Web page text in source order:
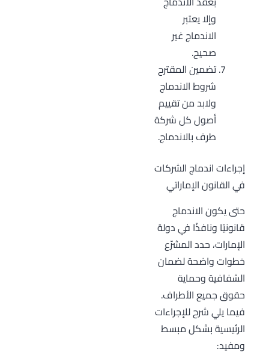
وإلا يعتبر
الاندماج غير
صحيح.
تضمين المقترح
شروط الاندماج
ولابد من تقييم
أصول كل شركة
طرف بالاندماج.
إجراءات اندماج الشركات
في القانون الإماراتي
حتى يكون الاندماج
قانونيًا ونافذًا في دولة
الإمارات، حدد المشرّع
خطوات واضحة لضمان
الشفافية وحماية
حقوق جميع الأطراف.
فيما يلي شرح للإجراءات
الرئيسية بشكل مبسط
ومفيد: